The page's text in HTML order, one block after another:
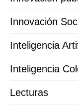
Innovación
Inteligencia
Inteligencia
Lecturas